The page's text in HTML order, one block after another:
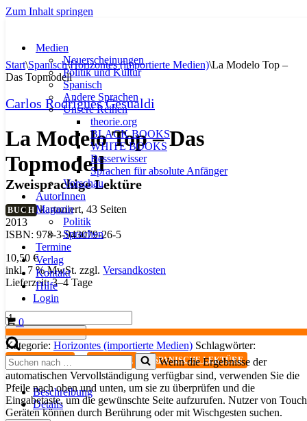
Zum Inhalt springen
Medien
Neuerscheinungen
Politik und Kultur
Spanisch
Andere Sprachen
Unsere Reihen
theorie.org
BLACK BOOKS
WHITE BOOKS
Besserwisser
Sprachen für absolute Anfänger
Vorschau
AutorInnen
Magazin
Politik
Sprachen
Termine
Verlag
Kontakt
Hilfe
Login
Warenkorb
0
Suchen
nach …
Wenn die Ergebnisse der
automatischen Vervollständigung verfügbar sind, verwenden Sie die
Pfeile nach oben und unten, um sie zu überprüfen und die
Eingabetaste, um die gewünschte Seite aufzurufen. Nutzer von
Geräten können durch Berührung oder mit Wischgesten suchen.
Start\Spanisch\Horizontes (importierte Medien)\La Modelo Top –
Das Topmodell
Carlos Rodrigues Gesualdi
La Modelo Top – Das
Topmodell
Zweisprachige Lektüre
BUCH kartoniert, 43 Seiten
2013
ISBN: 978-3-943079-26-5
10,50 €
inkl. 7 % MwSt. zzgl. Versandkosten
Lieferzeit:3–4 Tage
La
Modelo
Top
-
Das
Topmodell
Menge
Kategorie: Horizontes (importierte Medien) Schlagwörter:
JUGENDLICHE , SPANISCH , SPANISCHE LEKTÜRE
Beschreibung
Details